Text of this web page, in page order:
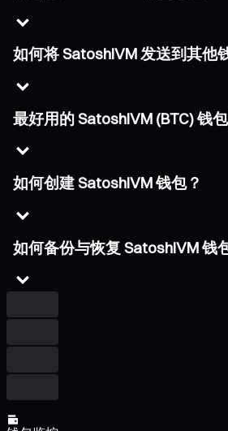
如何将 SatoshiVM 发送到其他
最好用的 SatoshiVM (BTC) 钱
如何创建 SatoshiVM 钱包？
如何备份与恢复 SatoshiVM 钱